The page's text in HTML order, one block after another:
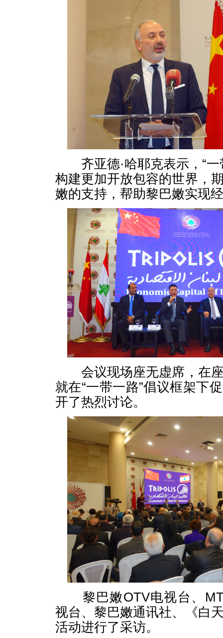
齐亚德·哈耶克表示，“一
构建更加开放包容的世界，
嫩的支持，帮助黎巴嫩实现
会议现场座无虚席，在座
就在“一带一路”倡议框架下
开了热烈讨论。
黎巴嫩OTV电视台、
视台、黎巴嫩通讯社、《白
活动进行了采访。